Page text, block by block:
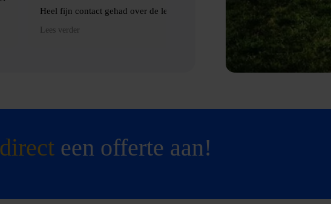
en het ophalen van de
direct een offerte aan!